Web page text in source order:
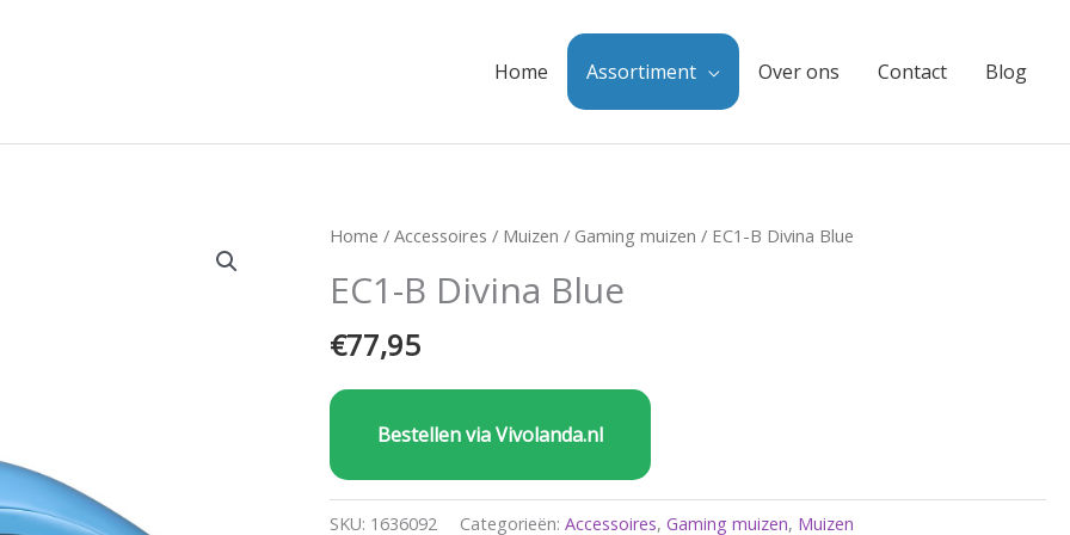
Home Assortiment Over ons Contact Blog
Home /Accessoires / Muizen / Gaming muizen / EC1-B Divina Blue
EC1-B Divina Blue
€77,95
Bestellen via Vivolanda.nl
SKU: 1636092 Categorieën:Accessoires,Gaming muizen, Muizen